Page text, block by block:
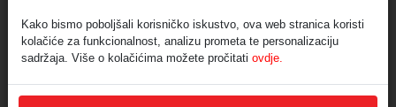
Kako bismo poboljšali korisničko iskustvo, ova web stranica koristi
kolačiće za funkcionalnost, analizu prometa te personalizaciju
sadržaja. Više o kolačićima možete pročitati ovdje.